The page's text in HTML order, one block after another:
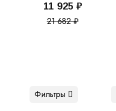
11 925 ₽
21 682 ₽
Фильтры